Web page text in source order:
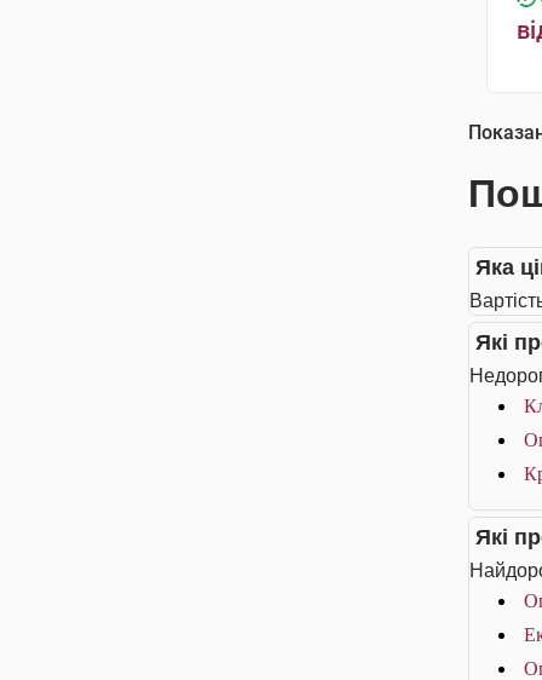
Яка
Які
Які